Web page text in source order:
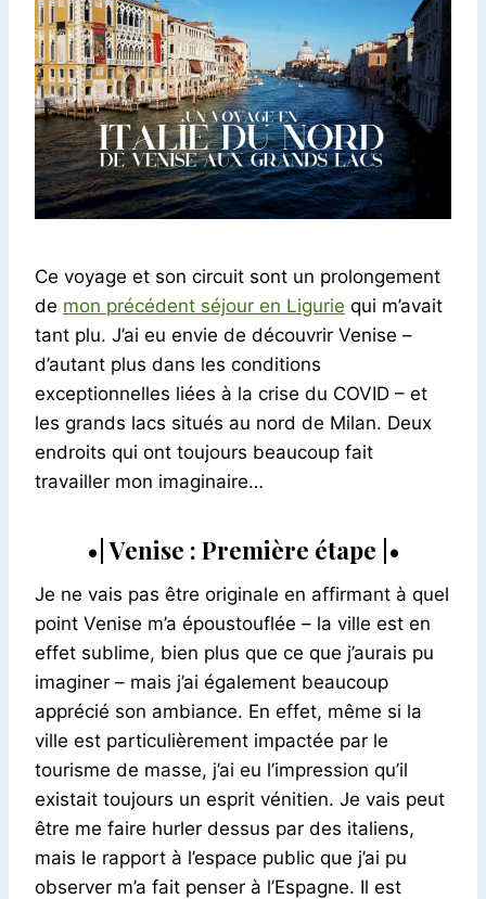
Ce voyage et son circuit sont un prolongement
de mon précédent séjour en Ligurie qui m’avait
tant plu. J’ai eu envie de découvrir Venise –
d’autant plus dans les conditions
exceptionnelles liées à la crise du COVID – et
les grands lacs situés au nord de Milan. Deux
endroits qui ont toujours beaucoup fait
travailler mon imaginaire…
•| Venise : Première étape |•
Je ne vais pas être originale en affirmant à quel
point Venise m’a époustouflée – la ville est en
effet sublime, bien plus que ce que j’aurais pu
imaginer – mais j’ai également beaucoup
apprécié son ambiance. En effet, même si la
ville est particulièrement impactée par le
tourisme de masse, j’ai eu l’impression qu’il
existait toujours un esprit vénitien. Je vais peut
être me faire hurler dessus par des italiens,
mais le rapport à l’espace public que j’ai pu
observer m’a fait penser à l’Espagne. Il est